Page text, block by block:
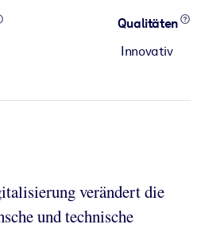
Qualitäten
Innovativ
verändert die
und technische